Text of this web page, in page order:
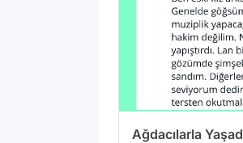
Ağdacılarla